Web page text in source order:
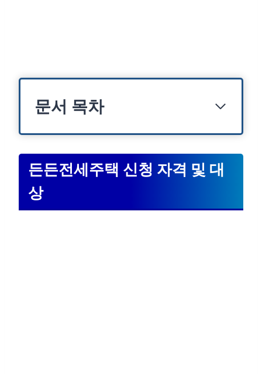
문서 목차
든든전세주택 신청 자격 및 대상
든든전세주택 신청 방법 및 절차
1. 모집공고 확인
든든전세주택 신청 자격 및 대
상